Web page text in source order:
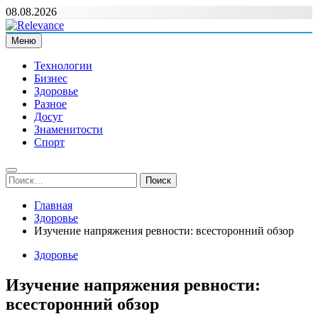
Перейти
к
содержимому
08.08.2026
Relevance
Релевантні новини — саме те, що вам потрібно
Меню
Технологии
Бизнес
Здоровье
Разное
Досуг
Знаменитости
Спорт
Найти:
Главная
Здоровье
Изучение напряжения ревности: всесторонний обзор
Здоровье
Изучение напряжения ревности:
всесторонний обзор